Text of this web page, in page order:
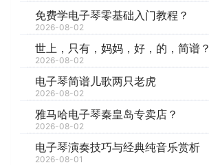
免费学电子琴零基础入门教程？
2026-08-02
世上，只有，妈妈，好，的，简谱？
2026-08-02
电子琴简谱儿歌两只老虎
2026-08-02
雅马哈电子琴秦皇岛专卖店？
2026-08-02
电子琴演奏技巧与经典纯音乐赏析
2026-08-01